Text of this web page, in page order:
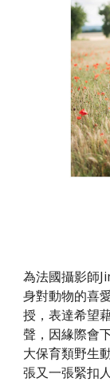
為法國攝影師
身對動物的喜
授，表達希望
聲，因緣際會
大保育類野生
張又一張緊扣